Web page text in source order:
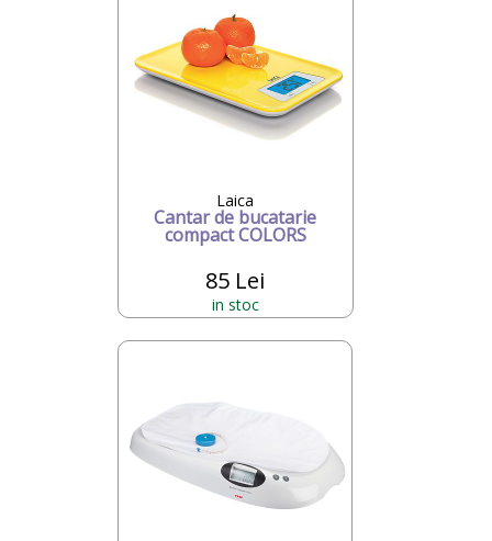
Laica
Cantar de bucatarie
compact COLORS
85 Lei
in stoc